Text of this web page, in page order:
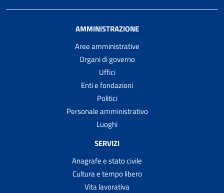
AMMINISTRAZIONE
Aree amministrative
Organi di governo
Uffici
Enti e fondazioni
Politici
Personale amministrativo
Luoghi
SERVIZI
Anagrafe e stato civile
Cultura e tempo libero
Vita lavorativa